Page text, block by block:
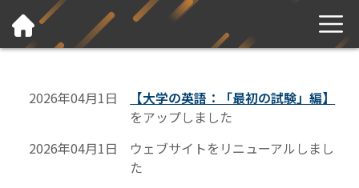
2026年04月1日
【大学の英語：「最初の試験」編】
をアップしました
2026年04月1日
ウェブサイトをリニューアルしまし
た